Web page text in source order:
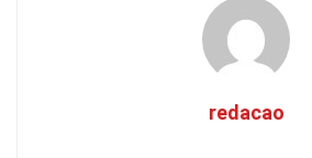
redacao